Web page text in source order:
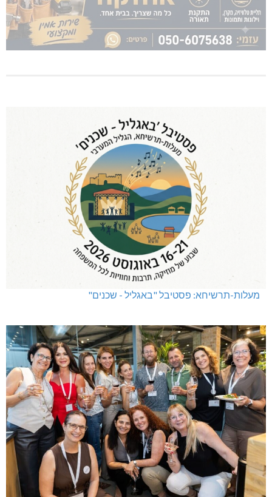
מעלות-תרשיחא: פסטיבל "באגליל - שכנים"